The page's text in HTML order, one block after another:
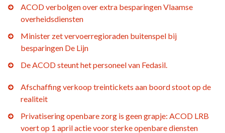
ACOD verbolgen over extra besparingen Vlaamse
overheidsdiensten
Minister zet vervoerregioraden buitenspel bij
besparingen De Lijn
De ACOD steunt het personeel van Fedasil.
Afschaffing verkoop treintickets aan boord stoot op de
realiteit
Privatisering openbare zorg is geen grapje: ACOD LRB
voert op 1 april actie voor sterke openbare diensten